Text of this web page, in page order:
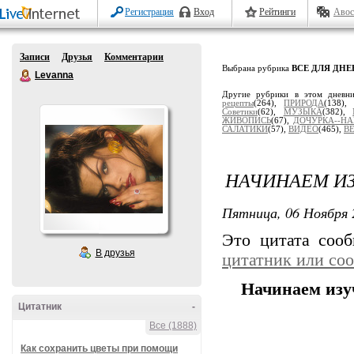
Регистрация Вход Рейтинги
Записи Друзья
Комментарии
Levanna
В друзья
-
Цитатник
Все (1888)
Как сохранить цветы при помощи
Выбрана рубрика ВСЕ ДЛЯ
Другие рубрики в этом
рецепты(264),ПРИРОДА(138),
Советики(62), МУЗЫКА(382),
ЖИВОПИСЬ(67),
ДОЧУРКА--
САЛАТИКИ(57), ВИДЕО(465),
НАЧИНАЕМ
Пятница, 06 Ноября
Это цитата
цитатник или
Начинаем